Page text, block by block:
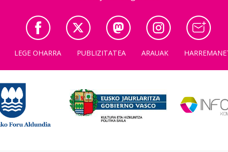
LEGE OHARRA PUBLIZITATEA ARAUAK